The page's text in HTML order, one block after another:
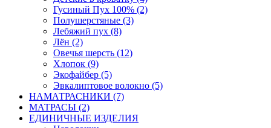
Гусиный Пух 100% (2)
Полушерстяные (3)
Лебяжий пух (8)
Лён (2)
Овечья шерсть (12)
Хлопок (9)
Экофайбер (5)
Эвкалиптовое волокно (5)
НАМАТРАСНИКИ (7)
МАТРАСЫ (2)
ЕДИНИЧНЫЕ ИЗДЕЛИЯ